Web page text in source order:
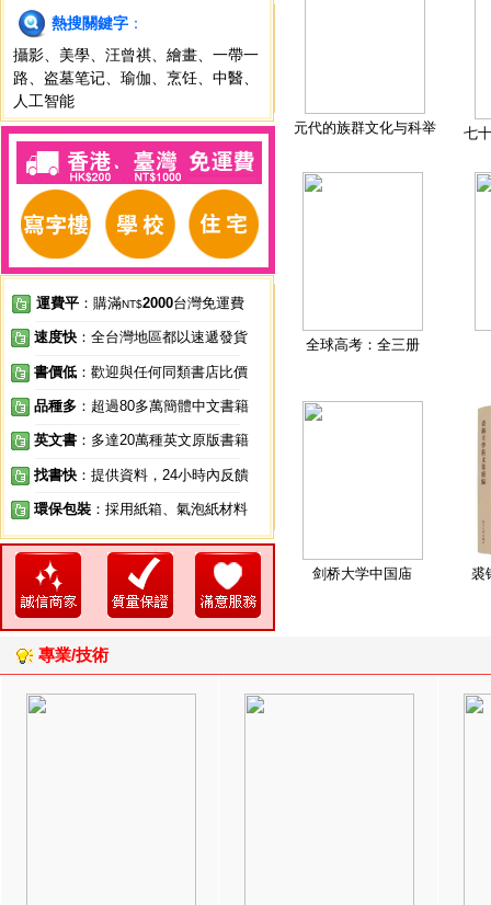
熱搜關鍵字 ：
攝影
美學 汪曾祺 繪畫
一帶一
路
盗墓笔记 瑜伽 烹饪 中醫
人工智能
運費平 ：購滿NT$2000台灣免運費
速度快 ：全台灣地區都以速遞發貨
書價低 ：歡迎與任何同類書店比價
品種多 ：超過80多萬簡體中文書籍
英文書 ：多達20萬種英文原版書籍
找書快 ：提供資料，24小時內反饋
環保包裝 ：採用紙箱、氣泡紙材料
元代的族群文化与科举 七
全球高考：全三册
剑桥大学中国庙 裘
專業/技術